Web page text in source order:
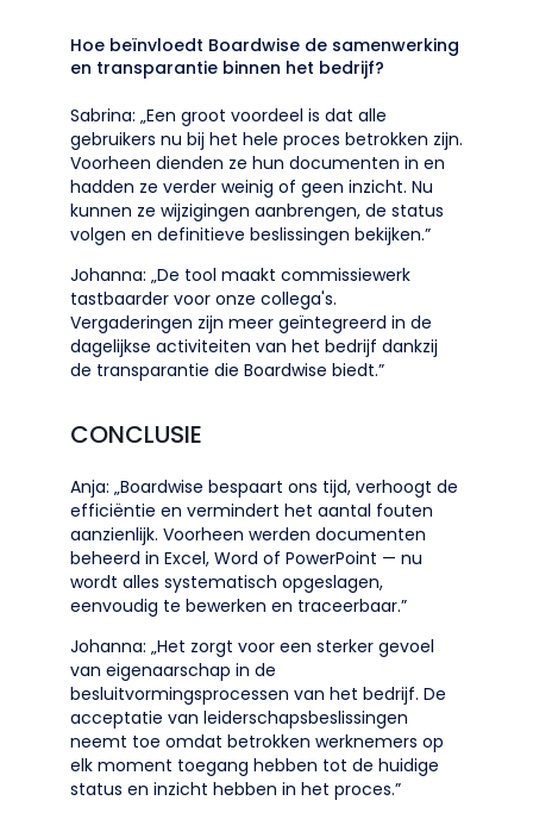
Hoe beïnvloedt Boardwise de samenwerking
en transparantie binnen het bedrijf?
Sabrina: „Een groot voordeel is dat alle
gebruikers nu bij het hele proces betrokken zijn.
Voorheen dienden ze hun documenten in en
hadden ze verder weinig of geen inzicht. Nu
kunnen ze wijzigingen aanbrengen, de status
volgen en definitieve beslissingen bekijken.”
Johanna: „De tool maakt commissiewerk
tastbaarder voor onze collega's.
Vergaderingen zijn meer geïntegreerd in de
dagelijkse activiteiten van het bedrijf dankzij
de transparantie die Boardwise biedt.”
CONCLUSIE
Anja: „Boardwise bespaart ons tijd, verhoogt de
efficiëntie en vermindert het aantal fouten
aanzienlijk. Voorheen werden documenten
beheerd in Excel, Word of PowerPoint — nu
wordt alles systematisch opgeslagen,
eenvoudig te bewerken en traceerbaar.”
Johanna: „Het zorgt voor een sterker gevoel
van eigenaarschap in de
besluitvormingsprocessen van het bedrijf. De
acceptatie van leiderschapsbeslissingen
neemt toe omdat betrokken werknemers op
elk moment toegang hebben tot de huidige
status en inzicht hebben in het proces.”